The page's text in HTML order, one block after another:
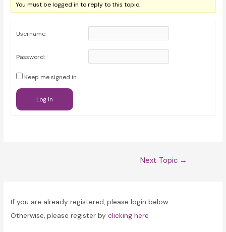
You must be logged in to reply to this topic.
Username:
Password:
Keep me signed in
Log In
Next Topic →
If you are already registered, please login below.
Otherwise, please register byclicking here